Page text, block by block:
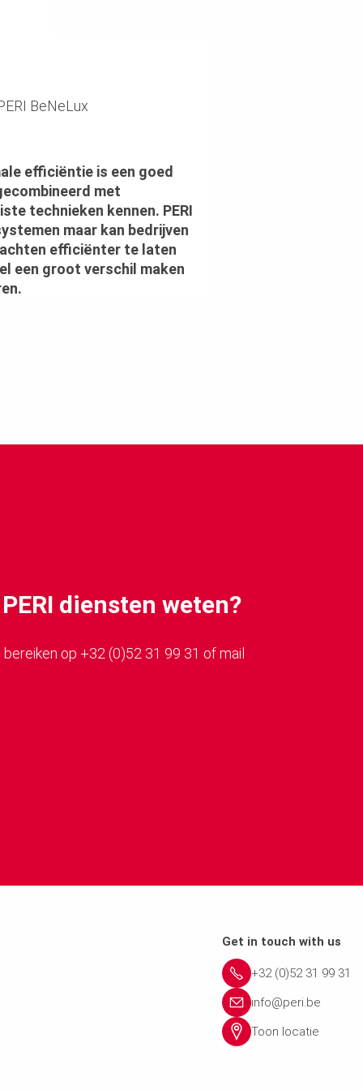
BeNeLux
efficiëntie is een goed
met
technieken kennen. PERI
maar kan bedrijven
efficiënter te laten
een groot verschil maken
diensten weten?
op +32 (0)52 31 99 31 of mail
Get in touch with us
+32 (0)52 31 99 31
info@peri.be
Toon locatie